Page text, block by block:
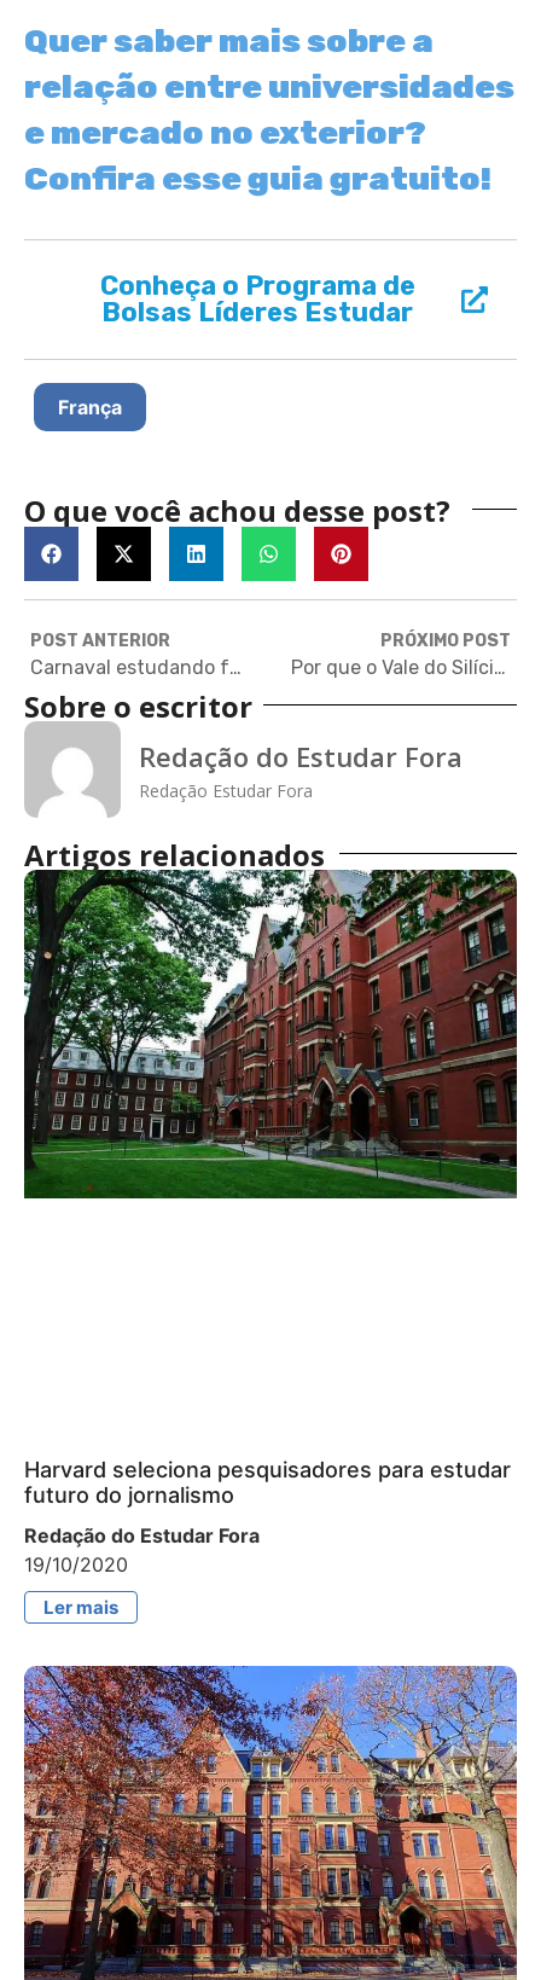
Quer saber mais sobre a
relação entre universidades
e mercado no exterior?
Confira esse guia gratuito!
Conheça o Programa de
Bolsas Líderes Estudar
França
O que você achou desse post?
POST ANTERIOR
Carnaval estudando fora: como alunos brasileiros celebram a data no exterior
PRÓXIMO POST
Por que o Vale do Silício atrai tanta gente interessada em tecnologia?
Sobre o escritor
Redação do Estudar Fora
Redação Estudar Fora
Artigos relacionados
Harvard seleciona pesquisadores para estudar
futuro do jornalismo
Redação do Estudar Fora
19/10/2020
Ler mais